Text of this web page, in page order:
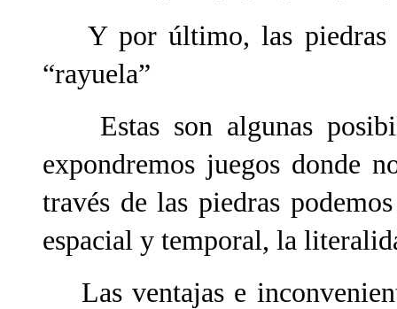
Y por último, las piedras
“rayuela”
Estas son algunas
expondremos juegos donde
través de las piedras
espacial y temporal, la
Las ventajas e